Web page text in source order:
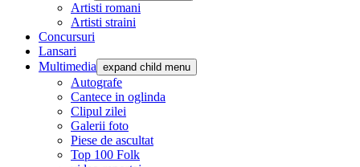
Artisti romani
Artisti straini
Concursuri
Lansari
Multimedia expand child menu
Autografe
Cantece in oglinda
Clipul zilei
Galerii foto
Piese de ascultat
Top 100 Folk